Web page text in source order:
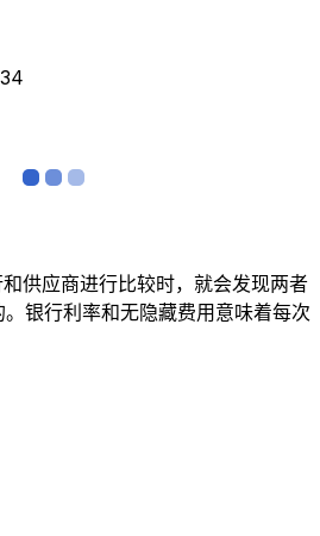
供应商进行比较时，就会发现两者
银行利率和无隐藏费用意味着每次